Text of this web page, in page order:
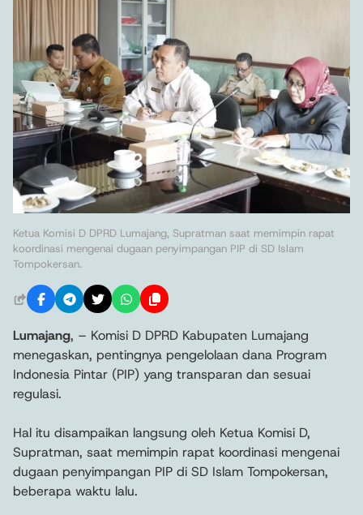
Ketua Komisi D DPRD Lumajang, Supratman saat memimpin rapat
koordinasi mengenai dugaan penyimpangan PIP di SD Islam
Tompokersan.
Lumajang, – Komisi D DPRD Kabupaten Lumajang
menegaskan, pentingnya pengelolaan dana Program
Indonesia Pintar (PIP) yang transparan dan sesuai
regulasi.
Hal itu disampaikan langsung oleh Ketua Komisi D,
Supratman, saat memimpin rapat koordinasi mengenai
dugaan penyimpangan PIP di SD Islam Tompokersan,
beberapa waktu lalu.